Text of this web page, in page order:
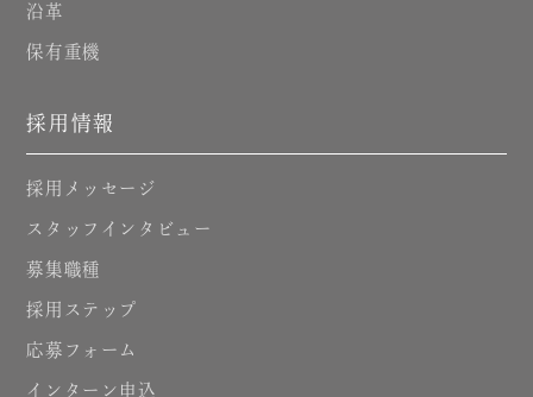
沿革
保有重機
採用情報
採用メッセージ
スタッフインタビュー
募集職種
採用ステップ
応募フォーム
インターン申込